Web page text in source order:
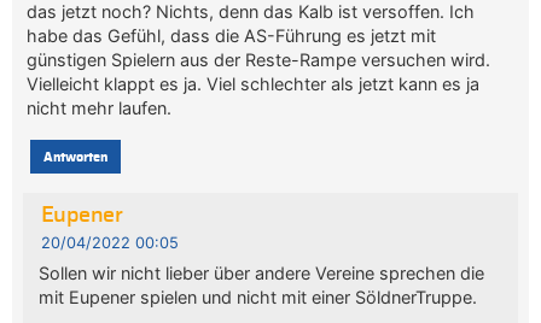
das jetzt noch? Nichts, denn das Kalb ist versoffen. Ich
habe das Gefühl, dass die AS-Führung es jetzt mit
günstigen Spielern aus der Reste-Rampe versuchen wird.
Vielleicht klappt es ja. Viel schlechter als jetzt kann es ja
nicht mehr laufen.
Antworten
Eupener
20/04/2022 00:05
Sollen wir nicht lieber über andere Vereine sprechen die
mit Eupener spielen und nicht mit einer SöldnerTruppe.